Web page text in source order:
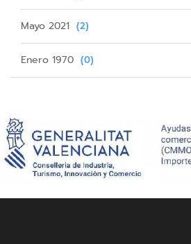
Mayo 2021 (2)
Enero 1970 (0)